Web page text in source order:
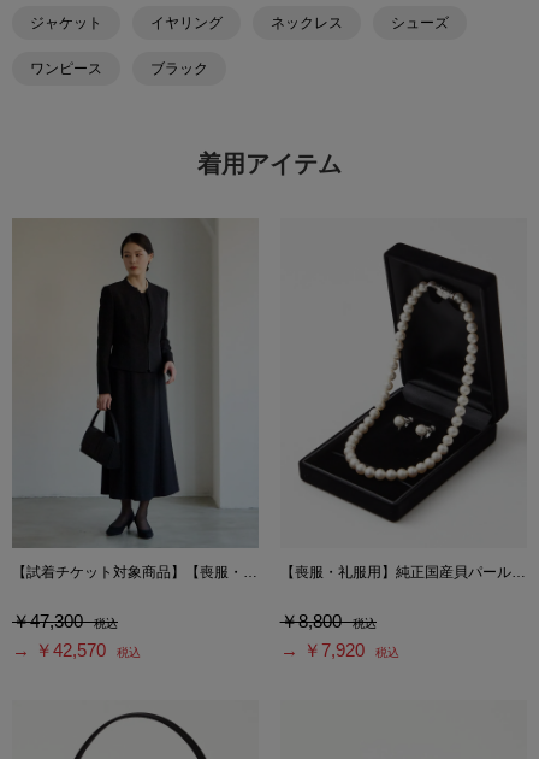
ジャケット イヤリング ネックレス シューズ
ワンピース ブラック
着用アイテム
￥47,300 税込
→ ￥42,570 税込
【喪服・礼服用】純正国産貝パールネックレスセット
￥8,800 税込
→ ￥7,920 税込